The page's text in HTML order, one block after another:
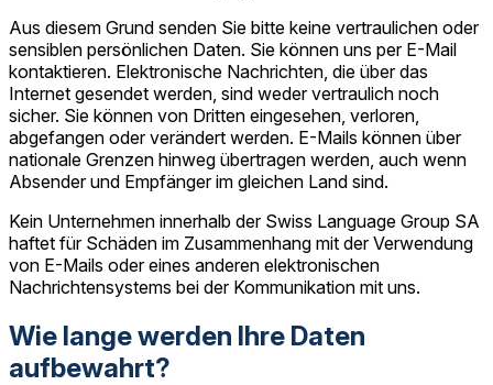
Aus diesem Grund senden Sie bitte keine vertraulichen oder
sensiblen persönlichen Daten. Sie können uns per E-Mail
kontaktieren. Elektronische Nachrichten, die über das
Internet gesendet werden, sind weder vertraulich noch
sicher. Sie können von Dritten eingesehen, verloren,
abgefangen oder verändert werden. E-Mails können über
nationale Grenzen hinweg übertragen werden, auch wenn
Absender und Empfänger im gleichen Land sind.
Kein Unternehmen innerhalb der Swiss Language Group SA
haftet für Schäden im Zusammenhang mit der Verwendung
von E-Mails oder eines anderen elektronischen
Nachrichtensystems bei der Kommunikation mit uns.
Wie lange werden Ihre Daten
aufbewahrt?